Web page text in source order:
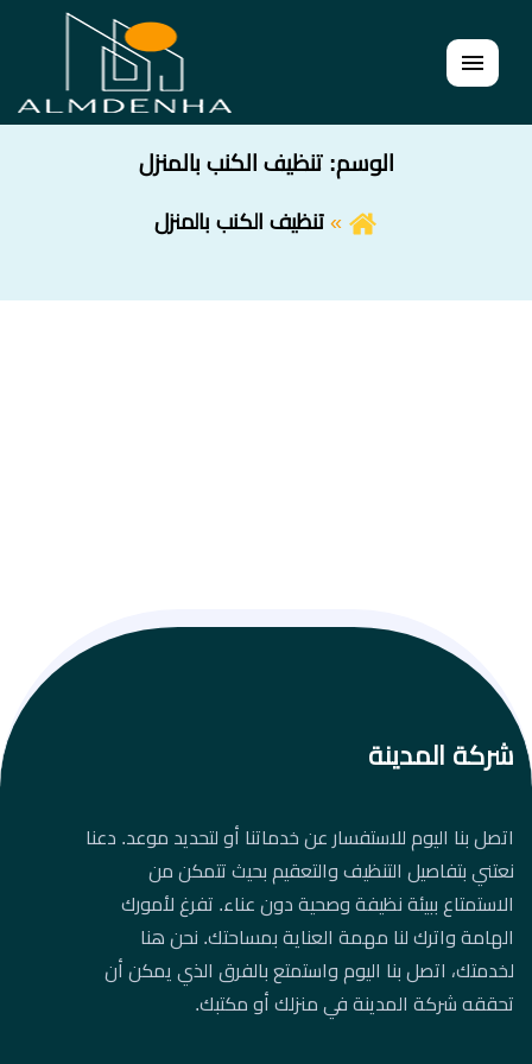
القائمة
الوسم:تنظيف الكنب بالمنزل
تنظيف الكنب بالمنزل
شركة المدينة
اتصل بنا اليوم للاستفسار عن خدماتنا أو لتحديد موعد. دعنا
نعتني بتفاصيل التنظيف والتعقيم بحيث تتمكن من
الاستمتاع ببيئة نظيفة وصحية دون عناء. تفرغ لأمورك
الهامة واترك لنا مهمة العناية بمساحتك. نحن هنا
لخدمتك، اتصل بنا اليوم واستمتع بالفرق الذي يمكن أن
تحققه شركة المدينة في منزلك أو مكتبك.